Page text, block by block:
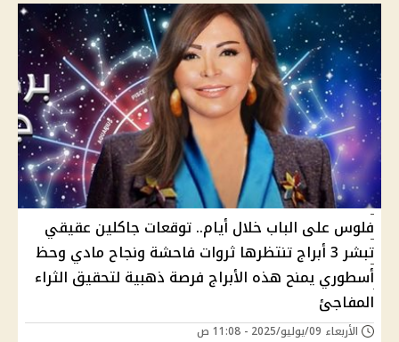
فلوس على الباب خلال أيام.. توقعات جاكلين عقيقي
تبشر 3 أبراج تنتظرها ثروات فاحشة ونجاح مادي وحظ
أسطوري يمنح هذه الأبراج فرصة ذهبية لتحقيق الثراء
المفاجئ
الأربعاء 09/يوليو/2025 - 11:08 ص